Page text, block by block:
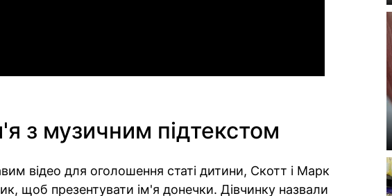
з музичним підтекстом
відео для оголошення статі дитини, Скотт і Марк
щоб презентувати ім'я донечки. Дівчинку назвали